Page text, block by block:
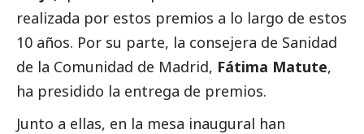
realizada por estos premios a lo largo de estos
10 años. Por su parte, la consejera de Sanidad
de la Comunidad de Madrid, Fátima Matute,
ha presidido la entrega de premios.
Junto a ellas, en la mesa inaugural han